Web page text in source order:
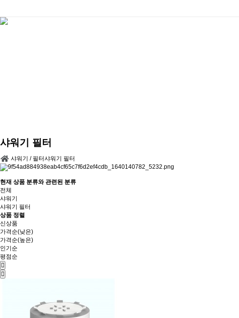
샤워기 필터
샤워기 / 필터샤워기 필터
현재 상품 분류와 관련된 분류
전체
샤워기
샤워기 필터
상품 정렬
신상품
가격순(낮은)
가격순(높은)
인기순
평점순